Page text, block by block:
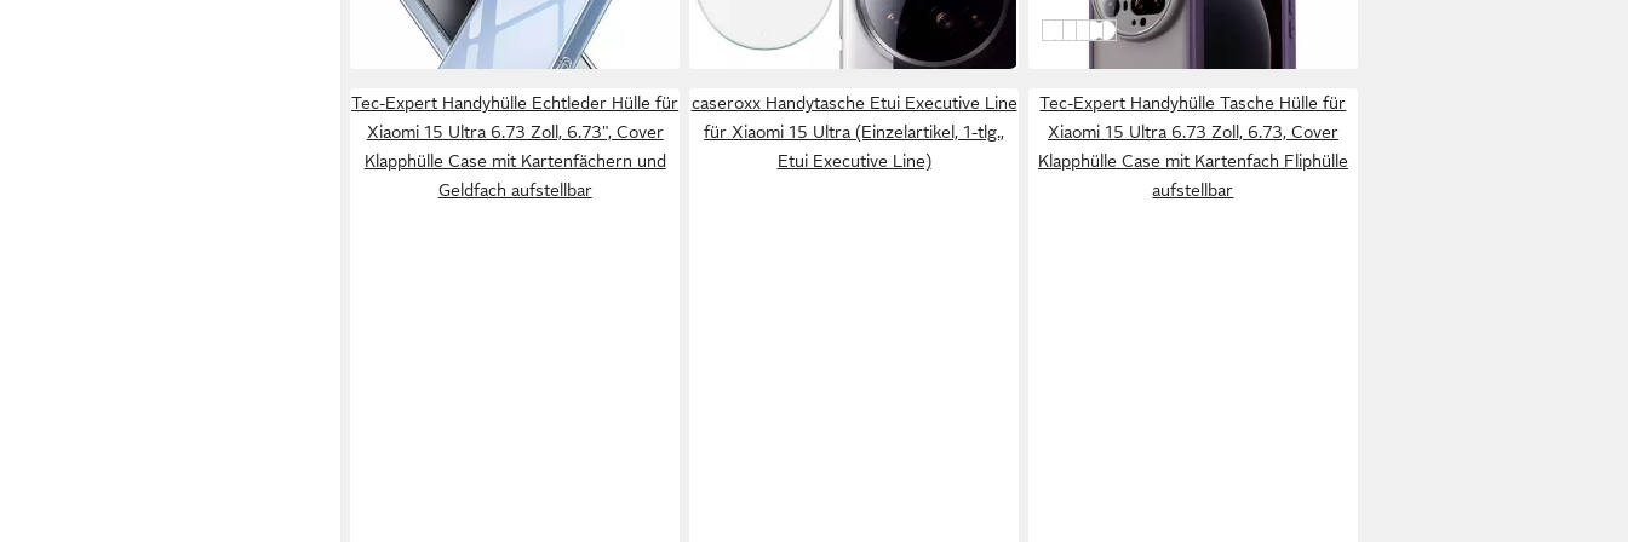
in 2-3 Werktagen bei dir
in 3-4 Werktagen bei dir in 2-3 Werktagen bei dir
LilaGrün
Pink
Blau
Schwarz
Tec-Expert Handyhülle Echtleder Hülle für
Xiaomi 15 Ultra 6.73 Zoll, 6.73", Cover
Klapphülle Case mit Kartenfächern und
Geldfach aufstellbar
caseroxx Handytasche Etui Executive Line
für Xiaomi 15 Ultra (Einzelartikel, 1-tlg.,
Etui Executive Line)
Tec-Expert Handyhülle Tasche Hülle für
Xiaomi 15 Ultra 6.73 Zoll, 6.73, Cover
Klapphülle Case mit Kartenfach Fliphülle
aufstellbar